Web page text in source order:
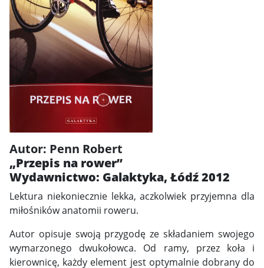
Autor: Penn Robert
„Przepis na rower”
Wydawnictwo: Galaktyka, Łódź 2012
Lektura niekoniecznie lekka, aczkolwiek przyjemna dla
miłośników anatomii roweru.
Autor opisuje swoją przygodę ze składaniem swojego
wymarzonego dwukołowca. Od ramy, przez koła i
kierownicę, każdy element jest optymalnie dobrany do